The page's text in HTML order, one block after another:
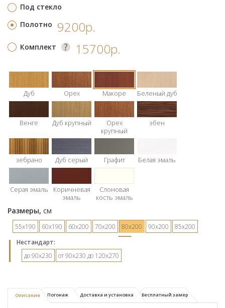
Под стекло
Полотно 9200р.
Комплект 15700р.
Дуб Орех Макоре Беленый дуб
Венге Дуб крупный
Орех
крупный
эбен
зебрано Дуб серый Графит Белая эмаль
Серая эмаль
Коричневая
эмаль
Слоновая
кость эмаль
Размеры, см
55х190 60х190 60х200 70х200 80х200 90х200
85х200
Hестандарт:
до 90х230
от 90х230 до 120х270
Описание Погонаж Доставка и установка Бесплатный замер